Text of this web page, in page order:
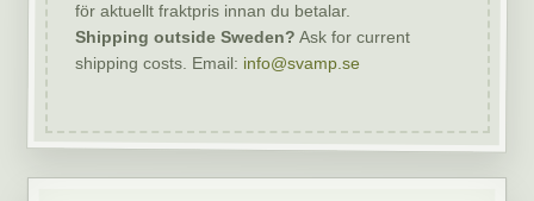
för aktuellt fraktpris innan du betalar.
Shipping outside Sweden? Ask for current
shipping costs. Email: info@svamp.se